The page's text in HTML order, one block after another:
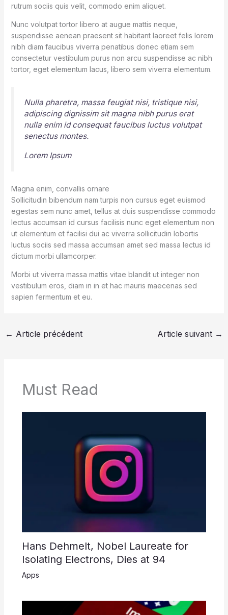
rutrum sociis quis velit, commodo enim aliquet.
Nunc volutpat tortor libero at augue mattis neque,
suspendisse aenean praesent sit habitant laoreet felis lorem
nibh diam faucibus viverra penatibus donec etiam sem
consectetur vestibulum purus non arcu suspendisse ac nibh
tortor, eget elementum lacus, libero sem viverra elementum.
Nulla pharetra, massa feugiat nisi, tristique nisi,
adipiscing dignissim sit magna nibh purus erat
nulla enim id consequat faucibus luctus volutpat
senectus montes.
Lorem Ipsum
Magna enim, convallis ornare
Sollicitudin bibendum nam turpis non cursus eget euismod
egestas sem nunc amet, tellus at duis suspendisse commodo
lectus accumsan id cursus facilisis nunc eget elementum non
ut elementum et facilisi dui ac viverra sollicitudin lobortis
luctus sociis sed massa accumsan amet sed massa lectus id
dictum morbi ullamcorper.
Morbi ut viverra massa mattis vitae blandit ut integer non
vestibulum eros, diam in in et hac mauris maecenas sed
sapien fermentum et eu.
← Article précédent Article suivant →
Must Read
Hans Dehmelt, Nobel Laureate for
Isolating Electrons, Dies at 94
Apps